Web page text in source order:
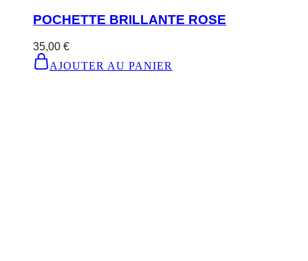
POCHETTE BRILLANTE ROSE
35,00 €
AJOUTER AU PANIER